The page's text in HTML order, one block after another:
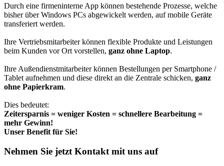
Durch eine firmeninterne App können bestehende Prozesse, welche
bisher über Windows PCs abgewickelt werden, auf mobile Geräte
transferiert werden.
Ihre Vertriebsmitarbeiter können flexible Produkte und Leistungen
beim Kunden vor Ort vorstellen, ganz ohne Laptop.
Ihre Außendienstmitarbeiter können Bestellungen per Smartphone /
Tablet aufnehmen und diese direkt an die Zentrale schicken, ganz
ohne Papierkram.
Dies bedeutet:
Zeitersparnis = weniger Kosten = schnellere Bearbeitung =
mehr Gewinn!
Unser Benefit für Sie!
Nehmen Sie jetzt Kontakt mit uns auf